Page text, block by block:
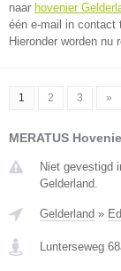
naar hovenier
één e-mail in contact
Hieronder worden nu
1 2 3 »
MERATUS
Niet gevestigd
Gelderland.
Gelderland »
Lunterseweg